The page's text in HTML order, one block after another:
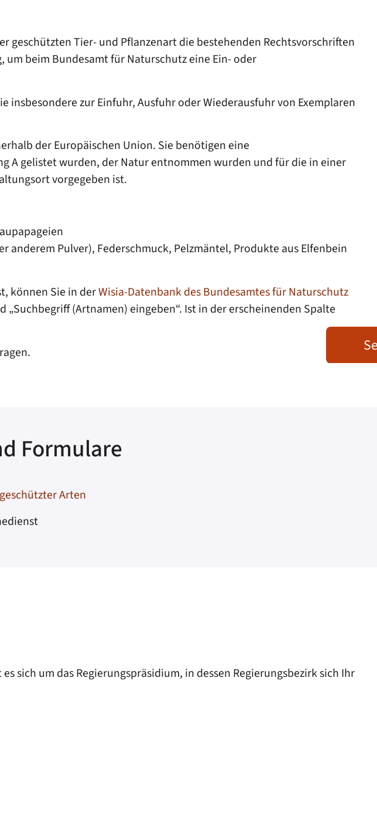
geschützten Tier- und Pflanzenart die bestehenden Rechtsvorschriften
beim Bundesamt für Naturschutz eine Ein- oder
zur Einfuhr, Ausfuhr oder Wiederausfuhr von Exemplaren
der Europäischen Union. Sie benötigen eine
A gelistet wurden, der Natur entnommen wurden und für die in einer
vorgegeben ist.
anderem Pulver), Federschmuck, Pelzmäntel, Produkte aus Elfenbein
können Sie in derWisia-Datenbank des Bundesamtes für Naturschutz
(Artnamen) eingeben“. Ist in der erscheinenden Spalte
Formulare
Arten
sich um das Regierungspräsidium, in dessen Regierungsbezirk sich Ihr